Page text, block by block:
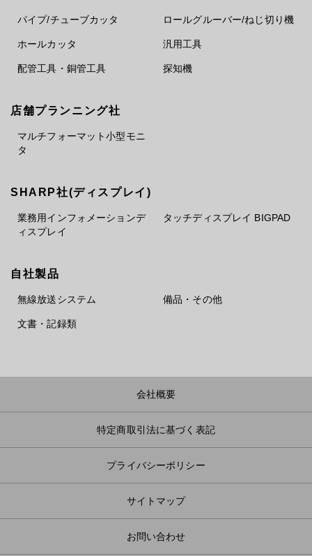
パイプ/チューブカッタ ロールグルーバー/ねじ切り機
ホールカッタ 汎用工具
配管工具・銅管工具 探知機
店舗プランニング社
マルチフォーマット小型モニ
タ
SHARP社(ディスプレイ)
業務用インフォメーションデ
ィスプレイ
タッチディスプレイ BIGPAD
自社製品
無線放送システム 備品・その他
文書・記録類
会社概要
特定商取引法に基づく表記
プライバシーポリシー
サイトマップ
お問い合わせ